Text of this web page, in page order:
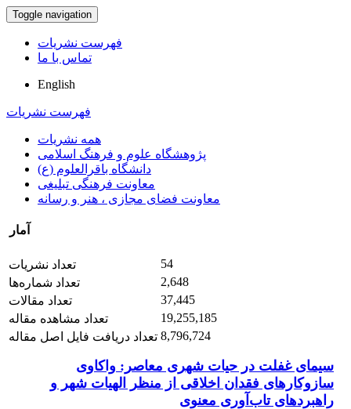
Toggle navigation
فهرست نشریات
تماس با ما
English
فهرست نشریات
همه نشریات
پژوهشگاه علوم و فرهنگ اسلامی
دانشگاه باقرالعلوم (ع)
معاونت فرهنگی تبلیغی
معاونت فضای مجازی ، هنر و رسانه
آمار
تعداد نشریات
54
تعداد شماره‌ها
2,648
تعداد مقالات
37,445
تعداد مشاهده مقاله
19,255,185
تعداد دریافت فایل اصل مقاله 8,796,724
سیمای غفلت در حیات شهری معاصر: واکاوی
سازوکارهای فقدان اخلاقی از منظر الهیات شهر و
راهبردهای تاب‌آوری معنوی